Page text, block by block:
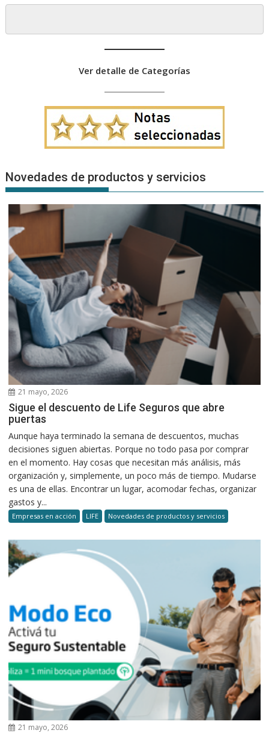
Ver detalle de Categorías
Novedades de productos y servicios
21 mayo, 2026
Sigue el descuento de Life Seguros que abre
puertas
Aunque haya terminado la semana de descuentos, muchas
decisiones siguen abiertas. Porque no todo pasa por comprar
en el momento. Hay cosas que necesitan más análisis, más
organización y, simplemente, un poco más de tiempo. Mudarse
es una de ellas. Encontrar un lugar, acomodar fechas, organizar
gastos y...
Empresas en acción LIFE Novedades de productos y servicios
21 mayo, 2026